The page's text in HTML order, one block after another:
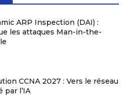
ARP Inspection (DAI) :
les attaques Man-in-the-
CCNA 2027 : Vers le réseau
par l’IA